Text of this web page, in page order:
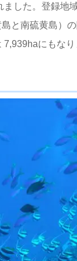
した。登録地
と南硫黄島）
にもなり